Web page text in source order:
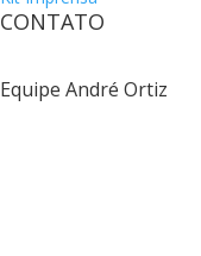
CONTATO
Equipe André Ortiz